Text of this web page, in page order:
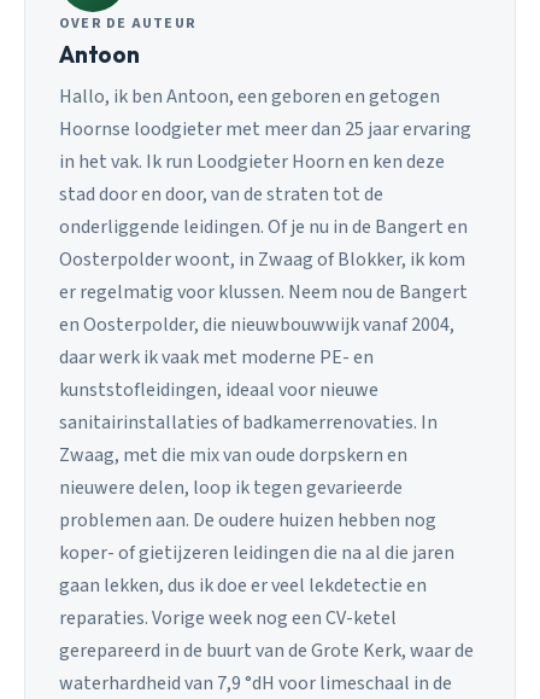
OVER DE AUTEUR
Antoon
Hallo, ik ben Antoon, een geboren en getogen
Hoornse loodgieter met meer dan 25 jaar ervaring
in het vak. Ik run Loodgieter Hoorn en ken deze
stad door en door, van de straten tot de
onderliggende leidingen. Of je nu in de Bangert en
Oosterpolder woont, in Zwaag of Blokker, ik kom
er regelmatig voor klussen. Neem nou de Bangert
en Oosterpolder, die nieuwbouwwijk vanaf 2004,
daar werk ik vaak met moderne PE- en
kunststofleidingen, ideaal voor nieuwe
sanitairinstallaties of badkamerrenovaties. In
Zwaag, met die mix van oude dorpskern en
nieuwere delen, loop ik tegen gevarieerde
problemen aan. De oudere huizen hebben nog
koper- of gietijzeren leidingen die na al die jaren
gaan lekken, dus ik doe er veel lekdetectie en
reparaties. Vorige week nog een CV-ketel
gerepareerd in de buurt van de Grote Kerk, waar de
waterhardheid van 7,9 °dH voor limeschaal in de